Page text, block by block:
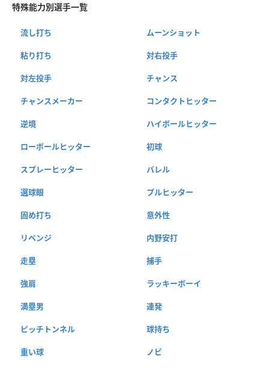
特殊能力別選手一覧
流し打ち ムーンショット
粘り打ち 対右投手
対左投手 チャンス
チャンスメーカー コンタクトヒッター
逆境 ハイボールヒッター
ローボールヒッター 初球
スプレーヒッター バレル
選球眼 プルヒッター
固め打ち 意外性
リベンジ 内野安打
走塁 捕手
強肩 ラッキーボーイ
満塁男 連発
ピッチトンネル 球持ち
重い球 ノビ